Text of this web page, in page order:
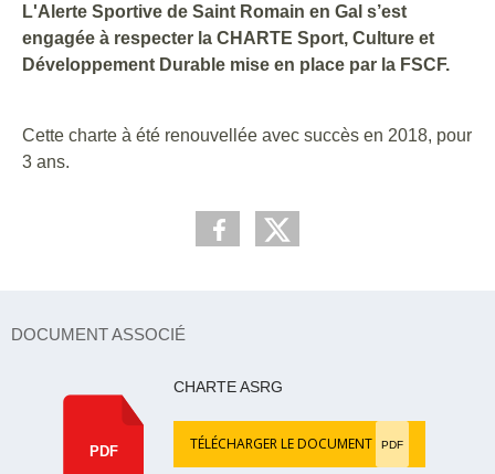
L'Alerte Sportive de Saint Romain en Gal s’est
engagée à respecter la CHARTE Sport, Culture et
Développement Durable mise en place par la FSCF.
Cette charte à été renouvellée avec succès en 2018, pour
3 ans.
DOCUMENT ASSOCIÉ
PDF
CHARTE ASRG
TÉLÉCHARGER LE DOCUMENT PDF